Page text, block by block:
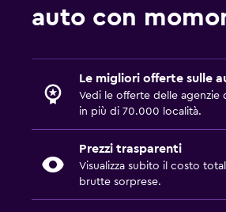
auto con
Le migliori offerte sulle
Vedi le offerte delle agenzie
in più di 70.000 località.
Prezzi trasparenti
Visualizza subito il costo
brutte sorprese.